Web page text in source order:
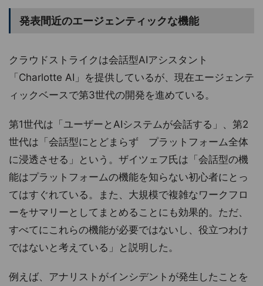
発表間近のエージェンティックな機能
クラウドストライクは会話型AIアシスタント
「Charlotte AI」を提供しているが、現在エージェンテ
ィックベースで第3世代の開発を進めている。
第1世代は「ユーザーとAIシステムが会話する」、第2
世代は「会話型にとどまらず プラットフォーム全体
に浸透させる」という。ザイツェフ氏は「会話型の機
能はプラットフォームの機能を知らない初心者にとっ
てはすぐれている。また、大規模で複雑なワークフロ
ーをサマリーとしてまとめることにも効果的。ただ、
すべてにこれらの機能が必要ではないし、役立つわけ
ではないと考えている」と説明した。
例えば、アナリストがインシデントが発生したことを